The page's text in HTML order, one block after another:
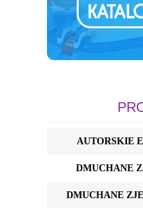
AUTORSKIE
DMUCHANE
DMUCHANE